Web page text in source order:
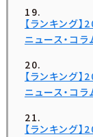
【ランキング
ニュース・コ
【ランキング
ニュース・コ
【ランキング